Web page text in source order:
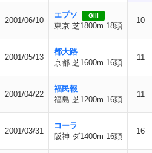
2001/06/10
エプソ GIII
東京 芝1800m 18頭
10
2001/05/13
都大路
京都 芝1600m 16頭
11
2001/04/22
福民報
福島 芝1200m 16頭
11
2001/03/31
コーラ
阪神 ダ1400m 16頭
16